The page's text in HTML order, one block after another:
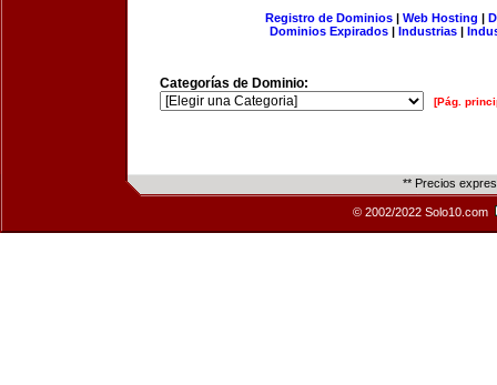
Registro de Dominios| Web Hosting |
Dominios Expirados | Industrias |
Categorías de Dominio:
[Pág.
** Precios
© 2002/2022 Solo10.com